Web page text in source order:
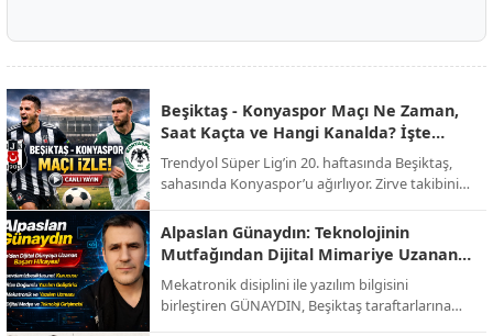
Beşiktaş - Konyaspor Maçı Ne Zaman,
Saat Kaçta ve Hangi Kanalda? İşte
Muhtemel 11'ler!
Trendyol Süper Lig’in 20. haftasında Beşiktaş,
sahasında Konyaspor’u ağırlıyor. Zirve takibini
sıralardan uzaklaşmayı hedefleyen yeşil-
beyazlıların randevusu öncesi tüm detaylar belli
oldu.
Alpaslan Günaydın: Teknolojinin
Mutfağından Dijital Mimariye Uzanan
Bir Başarı Hikayesi
Mekatronik disiplini ile yazılım bilgisini
birleştiren GÜNAYDIN, Beşiktaş taraftarlarına